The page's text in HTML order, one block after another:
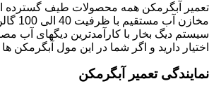
تعمیر آبگرمکن همه محصولات طیف گسترده
اختیار دارید و اگر شما در این مول آبگرمکن
نمایندگی تعمیر آبگرمکن